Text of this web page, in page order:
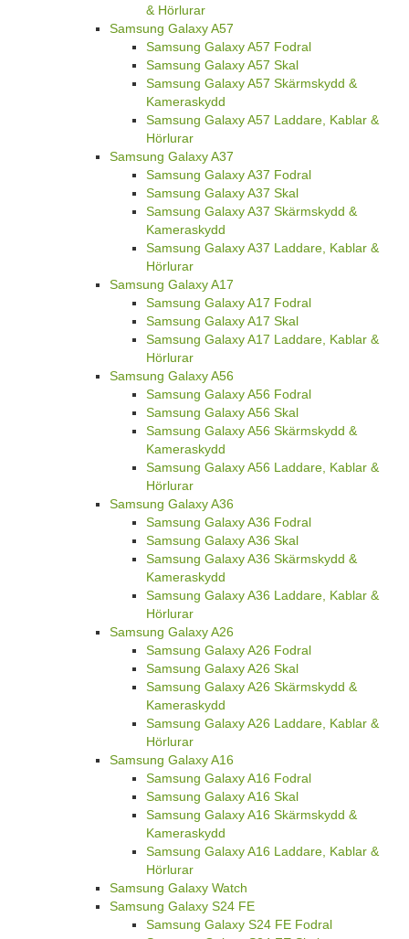
& Hörlurar
Samsung Galaxy A57
Samsung Galaxy A57 Fodral
Samsung Galaxy A57 Skal
Samsung Galaxy A57 Skärmskydd &
Kameraskydd
Samsung Galaxy A57 Laddare, Kablar &
Hörlurar
Samsung Galaxy A37
Samsung Galaxy A37 Fodral
Samsung Galaxy A37 Skal
Samsung Galaxy A37 Skärmskydd &
Kameraskydd
Samsung Galaxy A37 Laddare, Kablar &
Hörlurar
Samsung Galaxy A17
Samsung Galaxy A17 Fodral
Samsung Galaxy A17 Skal
Samsung Galaxy A17 Laddare, Kablar &
Hörlurar
Samsung Galaxy A56
Samsung Galaxy A56 Fodral
Samsung Galaxy A56 Skal
Samsung Galaxy A56 Skärmskydd &
Kameraskydd
Samsung Galaxy A56 Laddare, Kablar &
Hörlurar
Samsung Galaxy A36
Samsung Galaxy A36 Fodral
Samsung Galaxy A36 Skal
Samsung Galaxy A36 Skärmskydd &
Kameraskydd
Samsung Galaxy A36 Laddare, Kablar &
Hörlurar
Samsung Galaxy A26
Samsung Galaxy A26 Fodral
Samsung Galaxy A26 Skal
Samsung Galaxy A26 Skärmskydd &
Kameraskydd
Samsung Galaxy A26 Laddare, Kablar &
Hörlurar
Samsung Galaxy A16
Samsung Galaxy A16 Fodral
Samsung Galaxy A16 Skal
Samsung Galaxy A16 Skärmskydd &
Kameraskydd
Samsung Galaxy A16 Laddare, Kablar &
Hörlurar
Samsung Galaxy Watch
Samsung Galaxy S24 FE
Samsung Galaxy S24 FE Fodral